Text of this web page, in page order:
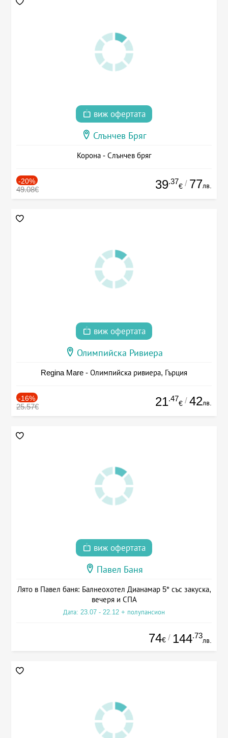
виж офертата
Слънчев Бряг
Корона - Слънчев бряг
-20%
49.08€ 39.37
€ / 77лв.
виж офертата
Олимпийска Ривиера
Regina Mare - Олимпийска ривиера, Гърция
-16%
25.57€ 21.47
€ / 42лв.
виж офертата
Павел Баня
Лято в Павел баня: Балнеохотел Дианамар 5* със закуска,
вечеря и СПА
Дата: 23.07 - 22.12 + полупансион
74€ / 144.73
лв.